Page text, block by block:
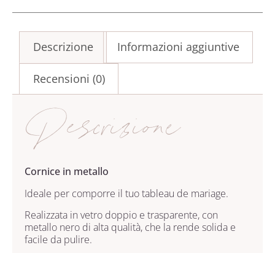
Descrizione Informazioni aggiuntive
Recensioni (0)
Descrizione
Cornice in metallo
Ideale per comporre il tuo tableau de mariage.
Realizzata in vetro doppio e trasparente, con
metallo nero di alta qualità, che la rende solida e
facile da pulire.